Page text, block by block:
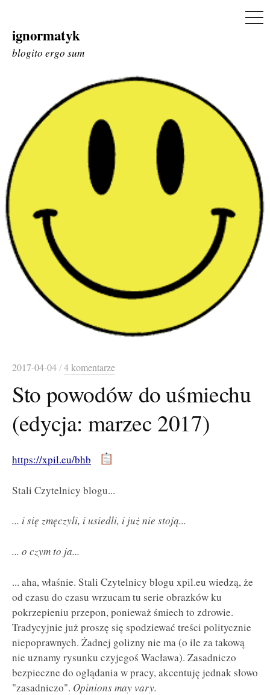
Skip
to
ignormatyk
blogito ergo sum
2017-04-04/4 komentarze
Sto powodów do uśmiechu
(edycja: marzec 2017)
https://xpil.eu/bhb
Stali Czytelnicy blogu...
... i się zmęczyli, i usiedli, i już nie stoją...
... o czym to ja...
... aha, właśnie. Stali Czytelnicy blogu xpil.eu wiedzą, że
od czasu do czasu wrzucam tu serie obrazków ku
pokrzepieniu przepon, ponieważ śmiech to zdrowie.
Tradycyjnie już proszę się spodziewać treści politycznie
niepoprawnych. Żadnej golizny nie ma (o ile za takową
nie uznamy rysunku czyjegoś Wacława). Zasadniczo
bezpieczne do oglądania w pracy, akcentuję jednak słowo
"zasadniczo". Opinions may vary.